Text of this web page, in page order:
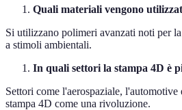
Quali materiali vengono
Si utilizzano polimeri avanzati noti per
a stimoli ambientali.
In quali settori la stampa 4D è
Settori come l'aerospaziale,
stampa 4D come una rivoluzione.